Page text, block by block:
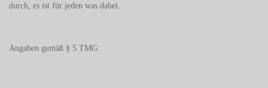
durch, es ist für jeden was dabei.
Angaben gemäß § 5 TMG: